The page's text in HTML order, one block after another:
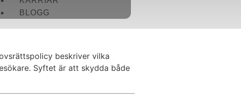
BLOGG
beskriver vilka
Syftet är att skydda både